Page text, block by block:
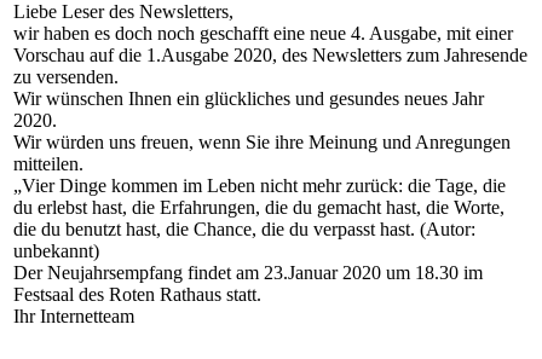
Liebe Leser des Newsletters,
wir haben es doch noch geschafft eine neue 4. Ausgabe, mit einer
Vorschau auf die 1.Ausgabe 2020, des Newsletters zum Jahresende
zu versenden.
Wir wünschen Ihnen ein glückliches und gesundes neues Jahr
2020.
Wir würden uns freuen, wenn Sie ihre Meinung und Anregungen
mitteilen.
„Vier Dinge kommen im Leben nicht mehr zurück: die Tage, die
du erlebst hast, die Erfahrungen, die du gemacht hast, die Worte,
die du benutzt hast, die Chance, die du verpasst hast. (Autor:
unbekannt)
Der Neujahrsempfang findet am 23.Januar 2020 um 18.30 im
Festsaal des Roten Rathaus statt.
Ihr Internetteam